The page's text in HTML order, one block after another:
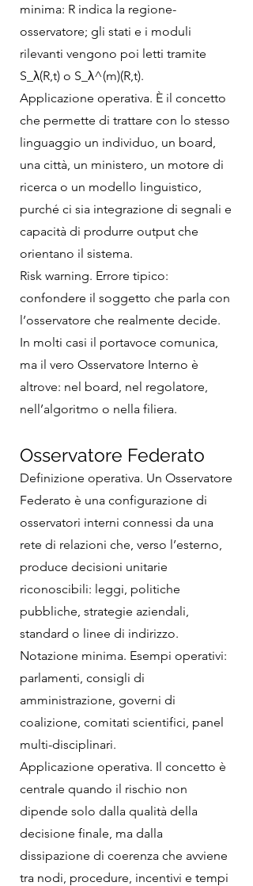
minima: R indica la regione-
osservatore; gli stati e i moduli
rilevanti vengono poi letti tramite
S_λ(R,t) o S_λ^(m)(R,t).
Applicazione operativa. È il concetto
che permette di trattare con lo stesso
linguaggio un individuo, un board,
una città, un ministero, un motore di
ricerca o un modello linguistico,
purché ci sia integrazione di segnali e
capacità di produrre output che
orientano il sistema.
Risk warning. Errore tipico:
confondere il soggetto che parla con
l’osservatore che realmente decide.
In molti casi il portavoce comunica,
ma il vero Osservatore Interno è
altrove: nel board, nel regolatore,
nell’algoritmo o nella filiera.
Osservatore Federato
Definizione operativa. Un Osservatore
Federato è una configurazione di
osservatori interni connessi da una
rete di relazioni che, verso l’esterno,
produce decisioni unitarie
riconoscibili: leggi, politiche
pubbliche, strategie aziendali,
standard o linee di indirizzo.
Notazione minima. Esempi operativi:
parlamenti, consigli di
amministrazione, governi di
coalizione, comitati scientifici, panel
multi-disciplinari.
Applicazione operativa. Il concetto è
centrale quando il rischio non
dipende solo dalla qualità della
decisione finale, ma dalla
dissipazione di coerenza che avviene
tra nodi, procedure, incentivi e tempi